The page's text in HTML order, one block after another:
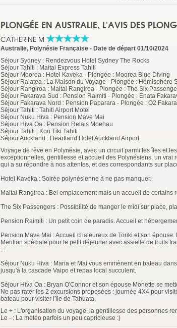
PLONGÉE EN AUSTRALIE, L'AVIS DES
CATHERINE M
Australie, Polynésie Française - Date de départ 01/10/2024
Séjour Sydney : Rendezvous Hotel Sydney The Rocks
Séjour Tahiti : Maitai Express Tahiti
Séjour Moorea : Hotel Kaveka - Plongée : Moorea Blue Diving
Séjour Raiatea : La Maison du Voyage - Plongée : Hémisphère
Séjour Rangiroa : Maitai Rangiroa - Plongée : The Six
Séjour Fakarava Sud : Pension Raimiti - Plongée : Enata
Séjour Fakarava Nord : Pension Paparara - Plongée : O2
Séjour Tahiti : Tahiti Airport Motel
Séjour Nuku Hiva : Pension Mave Mai
Séjour Hiva Oa : Pension Relais Moehau
Séjour Tahiti : Kon Tiki Tahiti
Séjour Auckland : Heartland Hotel Auckland Airport
Voyage de rêve en Polynésie, avec un circuit parmi les îles et
exceptionnelles, gentillesse et accueil des Polynésiens, un vrai
qui a su répondre à nos attentes, et des correspondants sur
Hotel Kaveka : Soirée polynésienne à ne pas manquer.
Maitai Rangiroa : Bel emplacement mais un accueil de certains
The Six Passengers : Possibilité de manger le midi sur place,
Pension Raimiti : Un petit coin de paradis. Accueil et
Pension Mave Mai : Accueil chaleureux de Toriki et son
Mention spéciale pour le petit déjeuner avec assiette de fruits
...
Séjour Nuku Hiva : Maria et Mai vous emmènent en bateau
jusqu'à la cascade Vaipo et repas local succulent.
Séjour Hiva Oa : Bryan O'Connor et son épouse Monette se
Ne pas rater les 2 excursions proposées : journée 4X4 pour
bateau pour visiter l'île de Tahuata.
Le + : L'organisation du voyage, la gentillesse des personnes
Le - : La météo parfois un peu capricieuse :)